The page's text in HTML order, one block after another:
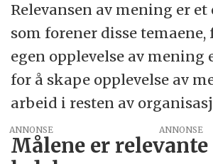
Relevansen av mening er et
som forener disse temaene,
egen opplevelse av mening
for å skape opplevelse av
arbeid i resten av
ANNONSE
Målene er